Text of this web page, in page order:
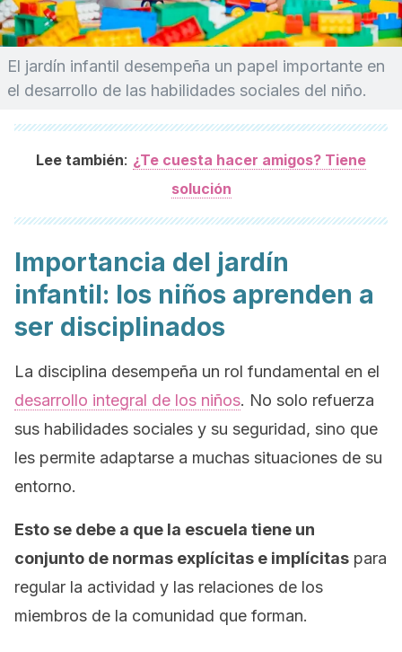
El jardín infantil desempeña un papel importante en
el desarrollo de las habilidades sociales del niño.
Lee también: ¿Te cuesta hacer amigos? Tiene
solución
Importancia del jardín
infantil: los niños aprenden a
ser disciplinados
La disciplina desempeña un rol fundamental en el
desarrollo integral de los niños. No solo refuerza
sus habilidades sociales y su seguridad, sino que
les permite adaptarse a muchas situaciones de su
entorno.
Esto se debe a que la escuela tiene un
conjunto de normas explícitas e implícitas para
regular la actividad y las relaciones de los
miembros de la comunidad que forman.